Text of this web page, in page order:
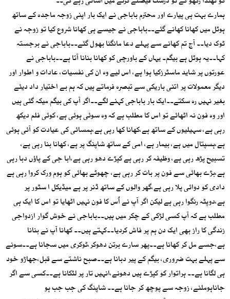
ہمارے بہت ہی پیارے اور محترم باباجی نے ایک بار اپنی زوجہ ماجدہ کے ساتھ
ہوٹل میں کھانا کھانے گئے۔۔باباجی نے جیسے ہی کھانا شروع کیا تو زوجہ نے
ٹوک دیا۔۔ آج تم کھانے سے پہلے دعا مانگنا بھول گئے۔۔باباجی نے برجستہ
کہا۔۔یہ ہوٹل ہے بیگم۔ یہاں کے باورچی کو کھانا بنانا آتا ہے۔۔باباجی نے
عورتوں پر شاید ماسٹرزکیا ہوا ہے، اس لیے وہ ان کی نفسیات، عادات و اطوار اور
دیگر معمولات پر اتنی باریکی سے تبصرہ فرماتے ہیں کہ ہم بے اختیار داد دیئے
بغیر نہیں رہ سکتے۔۔ایک بار باباجی کہنے لگے۔۔اگر آپ کی بیگم میکہ گئی ہیں
اور وہ فون نہ اٹھائے تو اس کا مطلب ہے کہ وہ سوئی ہوئی ہے، کوئی فلم دیکھ
رہی ہے، سہیلیوں کے ساتھ ہے،کھانا کھا رہی ہے،ہمسائی کی عیادت کو آئی ہوئی
ہے،ہسپتال میں ہے، بیمار ہے، امی کے ساتھ شاپنگ پر ہے، کھانا بنا رہی ہے،
تسبیح پڑھ رہی ہے، وظیفہ کر رہی ہے کپڑے دھو رہی ہے،ابا جی کے پاؤں دبا رہی
ہے،بڑے بھائی سے فون پر بات کر رہی ہے، چھوٹے بھائی کو ہوم ورک کروا رہی ہے
دادی کو دوائی پلا رہی ہے،گھر والوں کے ساتھ ڈنر پر ہے میڈیکل ا سٹور پر
ہے،دوپٹہ رنگوا رہی ہے لیکن اگر آپ نے اُس کا فون نہیں اٹھایا تو اس کا ایک ہی
مطلب ہے کہ آپ کسی لڑکی کے چکر میں ہیں۔۔باباجی نے خوش گوار ازدواجی
زندگی کا راز بھی ایک دن ہم پر فاش کردیا۔۔کہتے ہیں۔۔ کھانا آپ نے بنانا
ہے،جسے مل کر کھانا ہے۔۔پھر سارے برتن دھوکر،ٹوکری میں سجانا ہے۔۔سونے
سے پہلے بہت ضروری، بیگم کے پیر دبانا ہے۔۔صبح ناشتے سے قبل،جھاڑو خود
ہی لگانا ہے۔۔ ہراتوار کو کپڑے ہیں دھونے،انہیں تار پر لٹکانا ہے۔۔کسی سے اگر
جاناہوملنے، زوجہ سے پوچھ کر جانا ہے۔۔ شاپنگ کی جب جب ہو